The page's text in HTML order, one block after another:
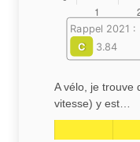
Rappel 2021 :
C
3.84
A vélo, je trouve
vitesse) y est…